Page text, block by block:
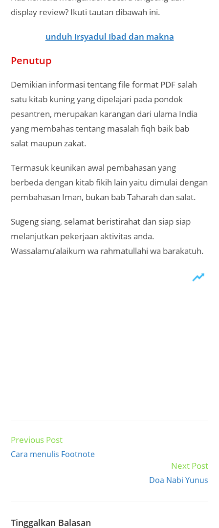
display review? Ikuti tautan dibawah ini.
unduh Irsyadul Ibad dan makna
Penutup
Demikian informasi tentang file format PDF salah
satu kitab kuning yang dipelajari pada pondok
pesantren, merupakan karangan dari ulama India
yang membahas tentang masalah fiqh baik bab
salat maupun zakat.
Termasuk keunikan awal pembahasan yang
berbeda dengan kitab fikih lain yaitu dimulai dengan
pembahasan Iman, bukan bab Taharah dan salat.
Sugeng siang, selamat beristirahat dan siap siap
melanjutkan pekerjaan aktivitas anda.
Wassalamu’alaikum wa rahmatullahi wa barakatuh.
Read
articles
Previous Post
Cara menulis Footnote
Next Post
Doa Nabi Yunus
Tinggalkan Balasan